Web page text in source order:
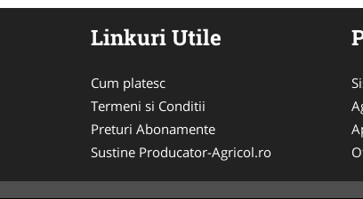
Linkuri Utile
Cum platesc
Termeni si Conditii
Preturi Abonamente
Sustine Producator-Agricol.ro